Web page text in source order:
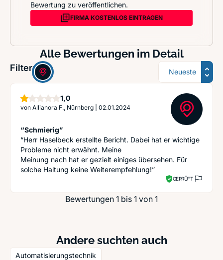
Bewertung zu veröffentlichen.
FIRMA KOSTENLOS EINTRAGEN
Alle Bewertungen im Detail
Filter: Sortierung
1,0Stern
von Allianora F., Nürnberg 02.01.2024
“Schmierig”
“Herr Haselbeck erstellte Bericht. Dabei hat er wichtige
Probleme nicht erwähnt. Meine
Meinung nach hat er gezielt einiges übersehen. Für
solche Haltung keine Weiterempfehlung!”
GEPRÜFT
Bewertungen 1 bis 1 von 1
Andere suchten auch
Automatisierungstechnik